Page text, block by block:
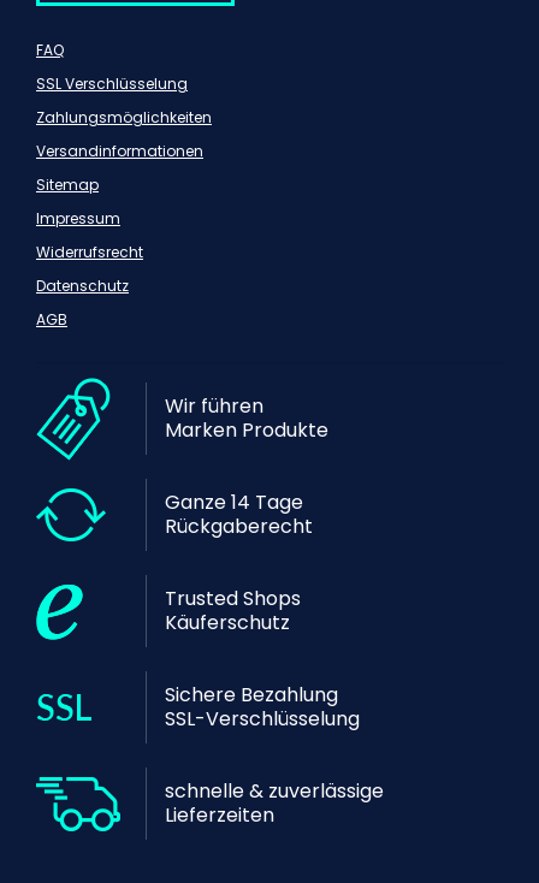
FAQ
SSL Verschlüsselung
Zahlungsmöglichkeiten
Versandinformationen
Sitemap
Impressum
Widerrufsrecht
Datenschutz
AGB
Wir führen
Marken Produkte
Ganze 14 Tage
Rückgaberecht
Trusted Shops
Käuferschutz
Sichere Bezahlung
SSL-Verschlüsselung
schnelle & zuverlässige
Lieferzeiten